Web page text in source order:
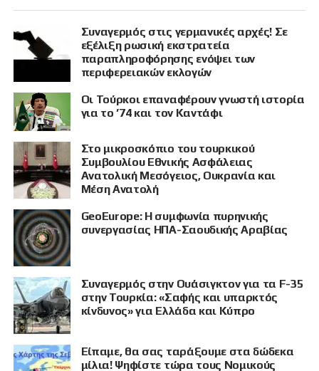
Συναγερμός στις γερμανικές αρχές! Σε
εξέλιξη ρωσική εκστρατεία
παραπληροφόρησης ενόψει των
περιφερειακών εκλογών
Οι Τούρκοι επαναφέρουν γνωστή ιστορία
για το ’74 και τον Καντάφι
Στο μικροσκόπιο του τουρκικού
Συμβουλίου Εθνικής Ασφάλειας
Ανατολική Μεσόγειος, Ουκρανία και
Μέση Ανατολή
GeoEurope: Η συμφωνία πυρηνικής
συνεργασίας ΗΠΑ-Σαουδικής Αραβίας
Συναγερμός στην Ουάσιγκτον για τα F-35
στην Τουρκία: «Σαφής και υπαρκτός
κίνδυνος» για Ελλάδα και Κύπρο
Είπαμε, θα σας ταράξουμε στα δώδεκα
μίλια! Ψηφίστε τώρα τους Νομικούς